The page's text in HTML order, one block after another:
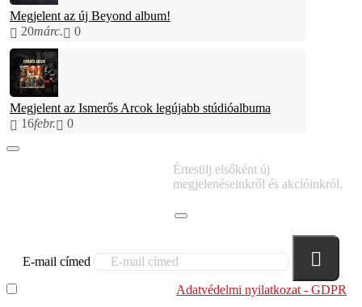
Megjelent az új Beyond album!
20márc. 0
Megjelent az Ismerős Arcok legújabb stúdióalbuma
16febr. 0
Értesülj elsőként új
megjelenéseinkről és akcióinkról.
E-mail címed
Adatvédelmi nyilatkozat - GDPR